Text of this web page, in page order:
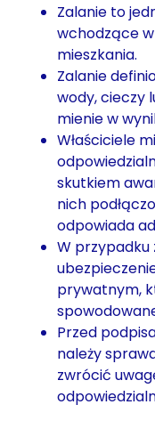
Zalanie to
wchodzące
mieszkania.
Zalanie
wody, cieczy
mienie w
Właściciele
skutkiem
nich
odpowiada
W przypadku
prywatnym,
Przed
należy
zwrócić